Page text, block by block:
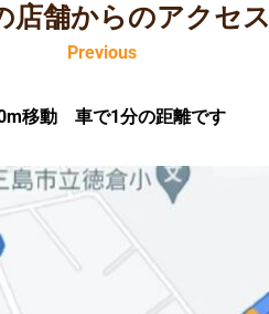
店舗からのアクセス
Previous
移動 車で1分の距離です